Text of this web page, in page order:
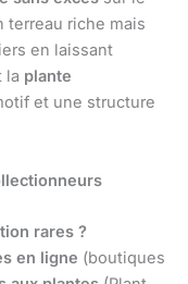
terreau riche mais
en laissant
la plante
et une structure
rares ?
en ligne (boutiques